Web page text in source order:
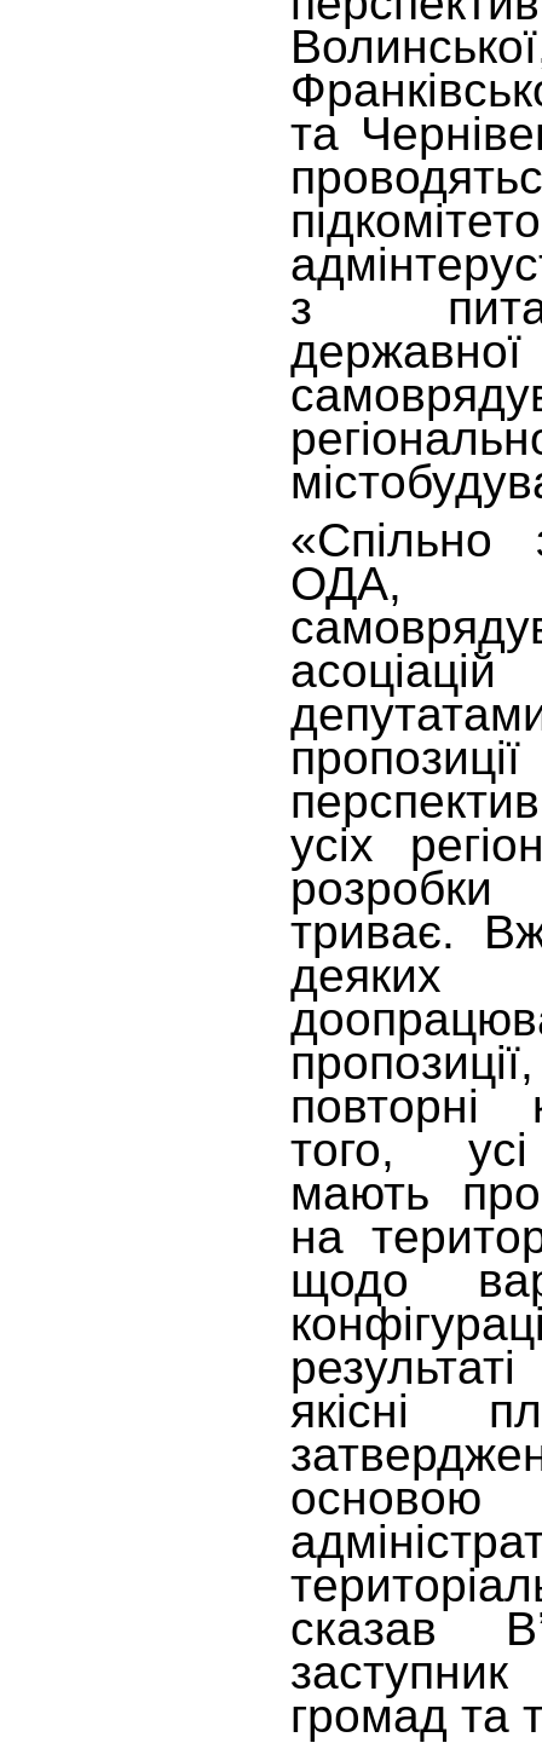
та
з
«Спільно
ОДА,
усіх
триває.
деяких
повторні
того, усі
мають
на
щодо
якісні
сказав
заступник
громад та